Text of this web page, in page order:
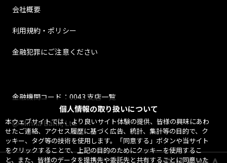
個人情報の取り扱いについて
本ウェブサイトでは、より良いサイト体験の提供、皆様の興味にあわ
せたご連絡、アクセス履歴に基づく広告、統計、集計等の目的で、ク
ッキー、タグ等の技術を使用します。「同意する」ボタンや当サイト
をクリックすることで、上記の目的のためにクッキーを使用するこ
と、また、皆様のデータを提携先や委託先と共有することに同意いた
会社概要
利用規約・ポリシー
金融犯罪にご注意ください
金融機関コード：0043 支店一覧
@ Minna Bank, Ltd.